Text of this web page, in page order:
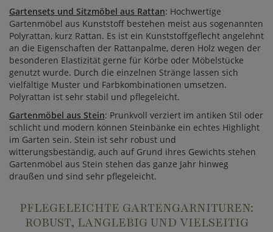
Gartensets und Sitzmöbel aus Rattan: Hochwertige
Gartenmöbel aus Kunststoff bestehen meist aus sogenannten
Polyrattan, kurz Rattan. Es ist ein Kunststoffgeflecht angelehnt
an die Eigenschaften der Rattanpalme, deren Holz wegen der
besonderen Elastizität gerne für Körbe oder Möbelstücke
genutzt wurde. Durch die einzelnen Stränge lassen sich
vielfältige Muster und Farbkombinationen umsetzen.
Polyrattan ist sehr stabil und pflegeleicht.
Gartenmöbel aus Stein: Prunkvoll verziert im antiken Stil oder
schlicht und modern können Steinbänke ein echtes Highlight
im Garten sein. Stein ist sehr robust und
witterungsbeständig, auch auf Grund ihres Gewichts stehen
Gartenmöbel aus Stein stehen das ganze Jahr hinweg
draußen und sind sehr pflegeleicht.
PFLEGELEICHTE GARTENGARNITUREN:
ROBUST, LANGLEBIG UND VIELSEITIG